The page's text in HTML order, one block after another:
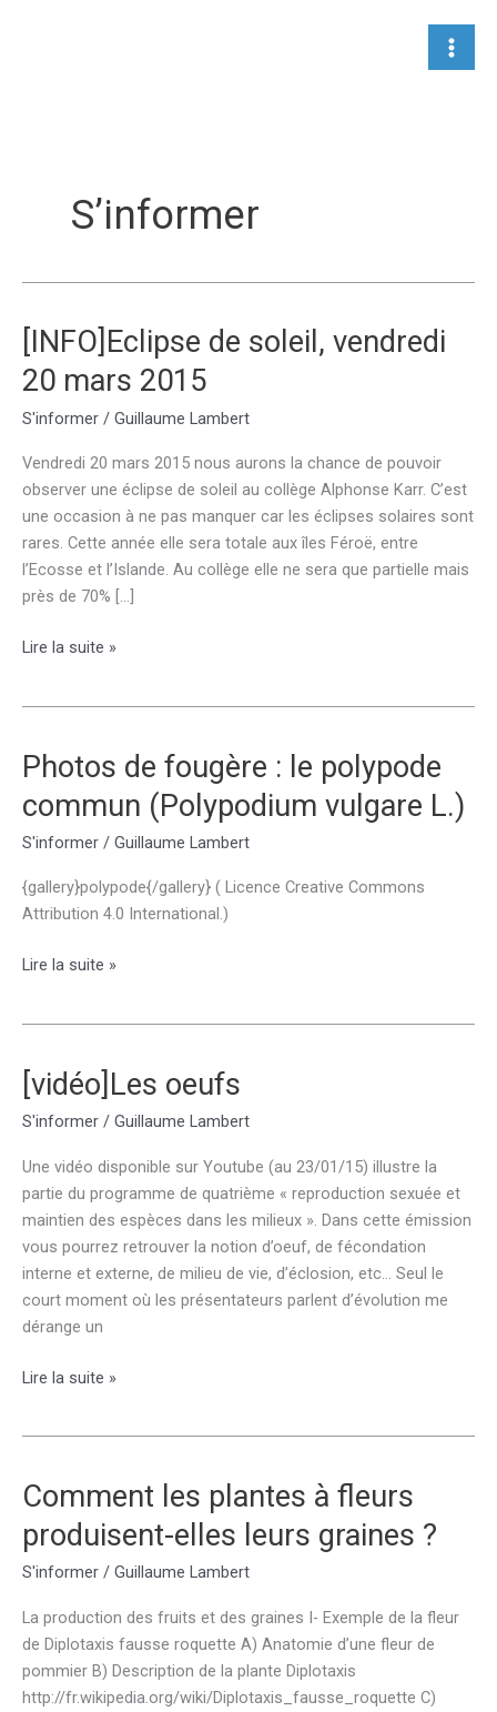
S’informer
[INFO]Eclipse de soleil, vendredi
20 mars 2015
S'informer / Guillaume Lambert
Vendredi 20 mars 2015 nous aurons la chance de pouvoir
observer une éclipse de soleil au collège Alphonse Karr. C’est
une occasion à ne pas manquer car les éclipses solaires sont
rares. Cette année elle sera totale aux îles Féroë, entre
l’Ecosse et l’Islande. Au collège elle ne sera que partielle mais
près de 70% […]
[INFO]Eclipse
20
mars
2015
Lire la suite »
Photos de fougère : le polypode
commun (Polypodium vulgare L.)
S'informer / Guillaume Lambert
{gallery}polypode{/gallery} ( Licence Creative Commons
Attribution 4.0 International.)
Photos
le
polypode
commun
vulgare
L.)
Lire la suite »
[vidéo]Les oeufs
S'informer / Guillaume Lambert
Une vidéo disponible sur Youtube (au 23/01/15) illustre la
partie du programme de quatrième « reproduction sexuée et
maintien des espèces dans les milieux ». Dans cette émission
vous pourrez retrouver la notion d’oeuf, de fécondation
interne et externe, de milieu de vie, d’éclosion, etc… Seul le
court moment où les présentateurs parlent d’évolution me
dérange un
[vidéo]Les
Lire la suite »
Comment les plantes à fleurs
produisent-elles leurs graines ?
S'informer / Guillaume Lambert
La production des fruits et des graines I- Exemple de la fleur
de Diplotaxis fausse roquette A) Anatomie d’une fleur de
pommier B) Description de la plante Diplotaxis
http://fr.wikipedia.org/wiki/Diplotaxis_fausse_roquette C)